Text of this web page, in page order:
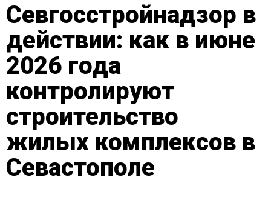
Севгосстройнадзор в
действии: как в июне
2026 года
контролируют
строительство
жилых комплексов в
Севастополе